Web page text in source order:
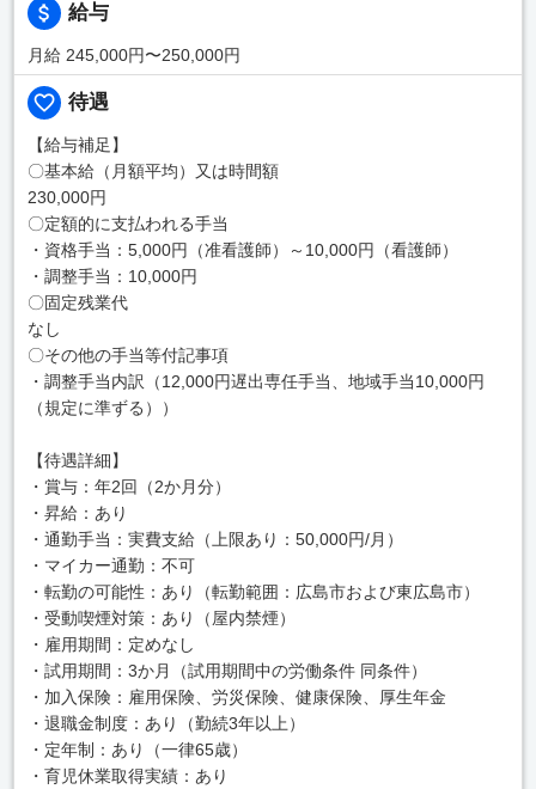
給与
月給 245,000円〜250,000円
待遇
【給与補足】
〇基本給（月額平均）又は時間額
230,000円
〇定額的に支払われる手当
・資格手当：5,000円（准看護師）～10,000円（看護師）
・調整手当：10,000円
〇固定残業代
なし
〇その他の手当等付記事項
・調整手当内訳（12,000円遅出専任手当、地域手当10,000円
（規定に準ずる））
【待遇詳細】
・賞与：年2回（2か月分）
・昇給：あり
・通勤手当：実費支給（上限あり：50,000円/月）
・マイカー通勤：不可
・転勤の可能性：あり（転勤範囲：広島市および東広島市）
・受動喫煙対策：あり（屋内禁煙）
・雇用期間：定めなし
・試用期間：3か月（試用期間中の労働条件 同条件）
・加入保険：雇用保険、労災保険、健康保険、厚生年金
・退職金制度：あり（勤続3年以上）
・定年制：あり（一律65歳）
・育児休業取得実績：あり